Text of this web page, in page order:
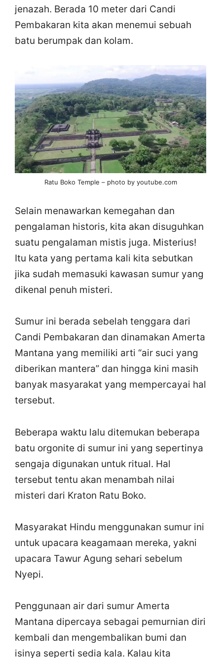
jenazah. Berada 10 meter dari Candi
Pembakaran kita akan menemui sebuah
batu berumpak dan kolam.
Ratu Boko Temple – photo by youtube.com
Selain menawarkan kemegahan dan
pengalaman historis, kita akan disuguhkan
suatu pengalaman mistis juga. Misterius!
Itu kata yang pertama kali kita sebutkan
jika sudah memasuki kawasan sumur yang
dikenal penuh misteri.
Sumur ini berada sebelah tenggara dari
Candi Pembakaran dan dinamakan Amerta
Mantana yang memiliki arti “air suci yang
diberikan mantera” dan hingga kini masih
banyak masyarakat yang mempercayai hal
tersebut.
Beberapa waktu lalu ditemukan beberapa
batu orgonite di sumur ini yang sepertinya
sengaja digunakan untuk ritual. Hal
tersebut tentu akan menambah nilai
misteri dari Kraton Ratu Boko.
Masyarakat Hindu menggunakan sumur ini
untuk upacara keagamaan mereka, yakni
upacara Tawur Agung sehari sebelum
Nyepi.
Penggunaan air dari sumur Amerta
Mantana dipercaya sebagai pemurnian diri
kembali dan mengembalikan bumi dan
isinya seperti sedia kala. Kalau kita